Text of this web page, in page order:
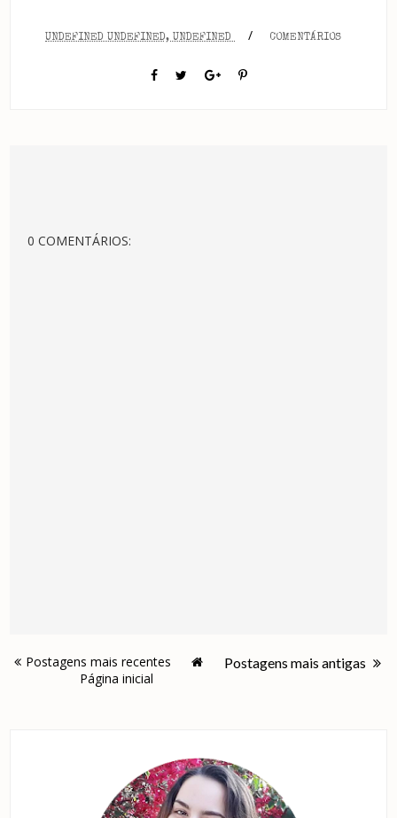
UNDEFINED UNDEFINED, UNDEFINED / COMENTÁRIOS
0 COMENTÁRIOS:
Postagens mais recentes
Postagens mais antigas
Página inicial